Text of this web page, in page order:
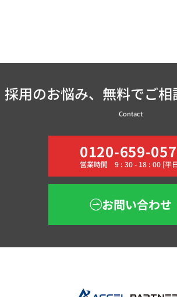
採用のお悩み、無料でご相
Contact
0120-659-057
営業時間 9 : 30 - 18 : 00 [平
お問い合わせ